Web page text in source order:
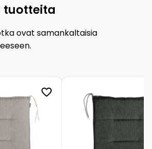
tuotteita
ovat samankaltaisia